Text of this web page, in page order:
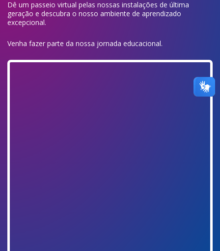
Dê um passeio virtual pelas nossas instalações de última
geração e descubra o nosso ambiente de aprendizado
excepcional.
Venha fazer parte da nossa jornada educacional.